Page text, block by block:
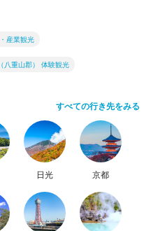
産業観光
八重山郡） 体験観光
すべての行き先をみる
日光 京都